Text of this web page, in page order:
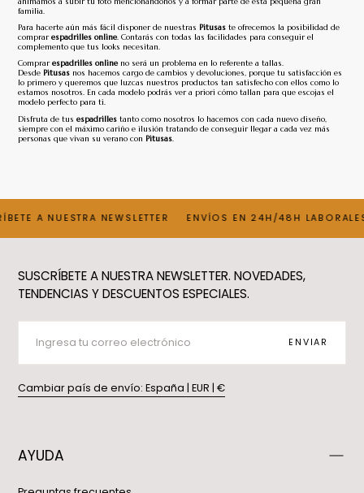
familia.
Para hacerte aún más fácil disponer de nuestras Pitusaste ofrecemos la posibilidad de
comprarespadrilles online. Contarás con todas las facilidades para conseguir el
complemento que tus looks necesitan.
Comprarespadrilles onlineno será un problema en lo referente a tallas.
Desde Pitusasnos hacemos cargo de cambios y devoluciones, porque tu satisfacción es
lo primero y queremos que luzcas nuestros productos tan satisfecho con ellos como lo
estamos nosotros. En cada modelo podrás ver a priori cómo tallan para que escojas el
modelo perfecto para ti.
Disfruta de tus espadrillestanto como nosotros lo hacemos con cada nuevo diseño,
siempre con el máximo cariño e ilusión tratando de conseguir llegar a cada vez más
personas que vivan su verano con Pitusas.
A NUESTRA NEWSLETTER ENVÍOS EN 24H/48H
SUSCRÍBETE A NUESTRA NEWSLETTER. NOVEDADES,
TENDENCIAS Y DESCUENTOS ESPECIALES.
ENVIAR
Cambiar país de envío: España | EUR | €
AYUDA